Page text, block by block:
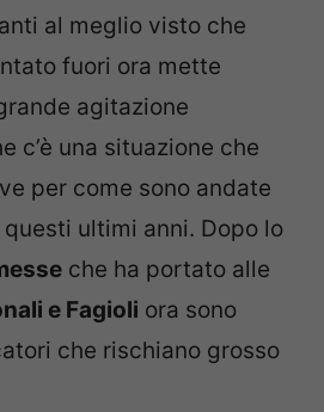
al meglio visto che
fuori ora mette
agitazione
c’è una situazione che
per come sono andate
ultimi anni. Dopo lo
che ha portato alle
e Fagioli ora sono
che rischiano grosso